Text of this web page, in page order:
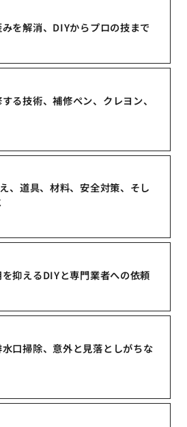
を解消、DIYからプロの技まで
る技術、補修ペン、クレヨン、
、道具、材料、安全対策、そし
抑えるDIYと専門業者への依頼
口掃除、意外と見落としがちな